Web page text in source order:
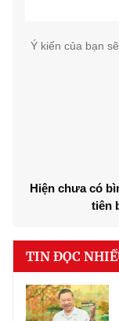
Ý kiến của bạn
Hiện chưa có
tiên
TIN ĐỌC